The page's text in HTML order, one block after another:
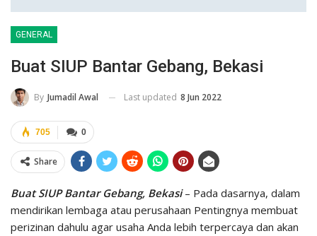
GENERAL
Buat SIUP Bantar Gebang, Bekasi
By Jumadil Awal Last updated 8 Jun 2022
0
705
Share
Buat SIUP Bantar Gebang, Bekasi– Pada dasarnya, dalam
mendirikan lembaga atau perusahaan Pentingnya membuat
perizinan dahulu agar usaha Anda lebih terpercaya dan akan